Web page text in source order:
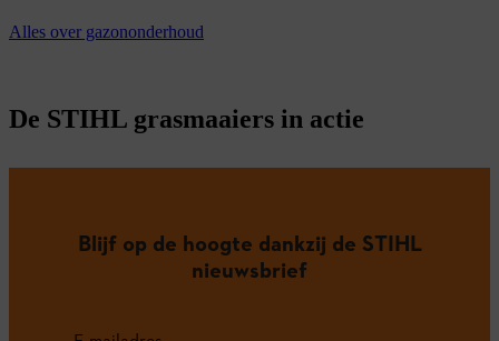
Alles over gazononderhoud
De STIHL grasmaaiers in actie
Blijf op de hoogte dankzij de STIHL
nieuwsbrief